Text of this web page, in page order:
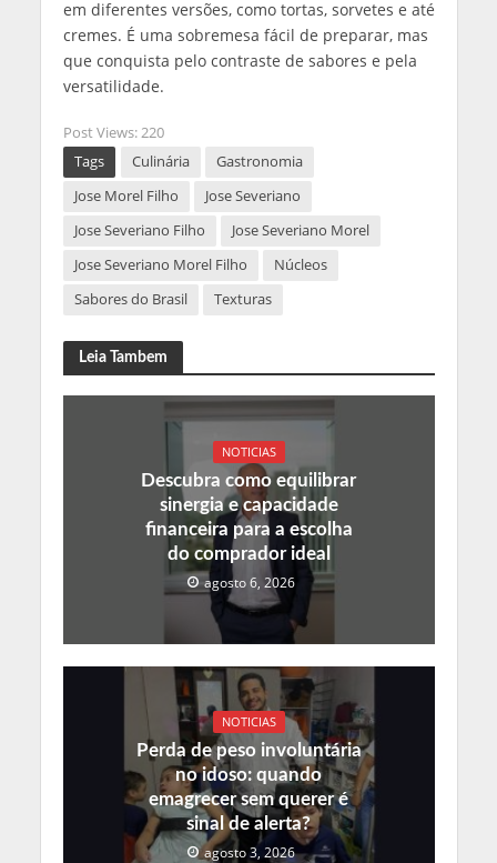
em diferentes versões, como tortas, sorvetes e até
cremes. É uma sobremesa fácil de preparar, mas
que conquista pelo contraste de sabores e pela
versatilidade.
Post Views: 220
Tags
Culinária
Gastronomia
Jose Morel Filho
Jose Severiano
Jose Severiano Filho
Jose Severiano Morel
Jose Severiano Morel Filho
Núcleos
Sabores do Brasil
Texturas
Leia Tambem
NOTICIAS
Descubra como equilibrar
sinergia e capacidade
financeira para a escolha
do comprador ideal
agosto 6, 2026
NOTICIAS
Perda de peso involuntária
no idoso: quando
emagrecer sem querer é
sinal de alerta?
agosto 3, 2026